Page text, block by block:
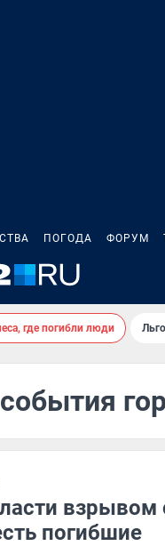
ПОГОДА ФОРУМ
где погибли люди
погибшие